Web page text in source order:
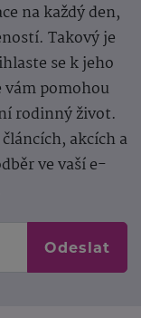
na každý den,
Takový je
se k jeho
vám pomohou
rodinný život.
akcích a
ve vaší e-
Odeslat